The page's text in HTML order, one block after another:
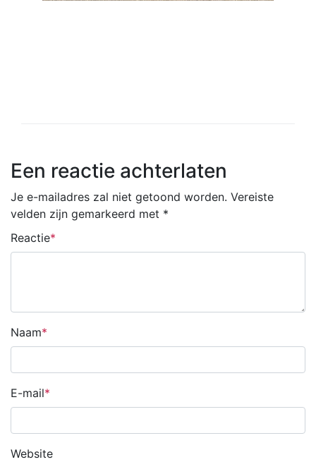
Een reactie achterlaten
Je e-mailadres zal niet getoond worden. Vereiste
velden zijn gemarkeerd met *
Reactie
Naam
E-mail
Website